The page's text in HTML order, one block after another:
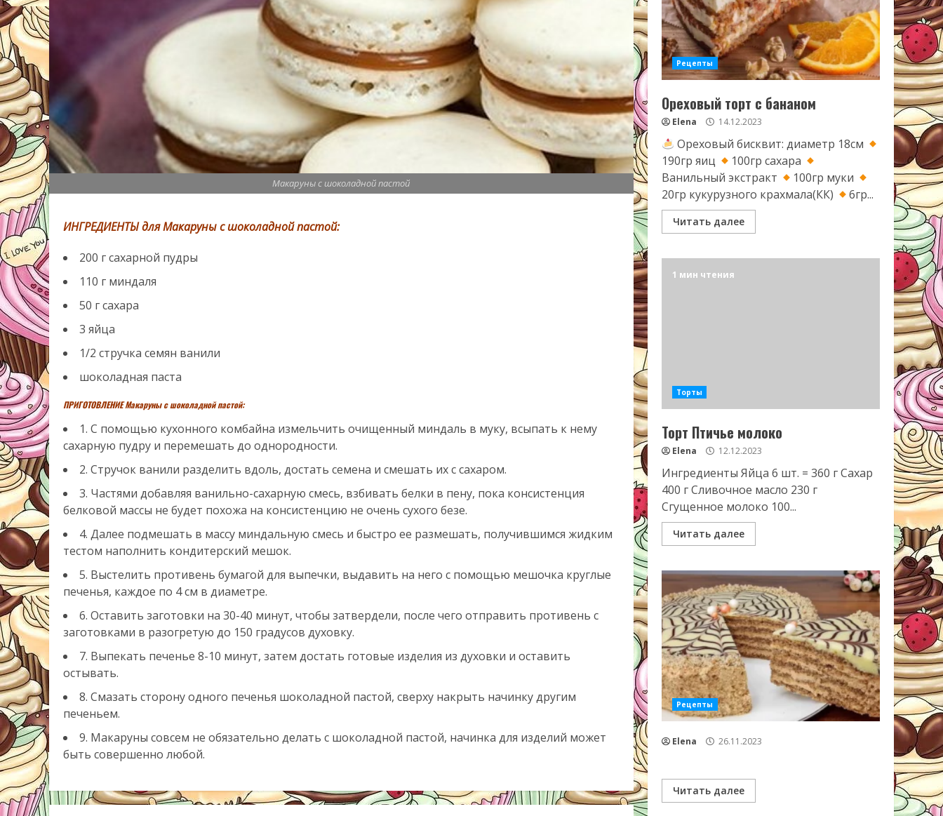
Макаруны с шоколадной пастой
ИНГРЕДИЕНТЫ для Макаруны с шоколадной пастой:
200 гсахарной пудры
110 г миндаля
50 гсахара
3 яйца
1/2 стручка семян ванили
шоколадная паста
ПРИГОТОВЛЕНИЕ Макаруны с шоколадной пастой:
1. С помощью кухонного комбайна измельчить очищенный миндаль в муку, всыпать к нему
сахарную пудру и перемешать до однородности.
2. Стручок ванили разделить вдоль, достать семена и смешать их с сахаром.
3. Частями добавляя ванильно-сахарную смесь, взбивать белки в пену, пока консистенция
белковой массы не будет похожа на консистенцию не очень сухого безе.
4. Далее подмешать в массу миндальную смесь и быстро ее размешать, получившимся жидким
тестом наполнить кондитерский мешок.
5. Выстелить противень бумагой для выпечки, выдавить на него с помощью мешочка круглые
печенья, каждое по 4 см в диаметре.
6. Оставить заготовки на 30-40 минут, чтобы затвердели, после чего отправить противень с
заготовками в разогретую до 150 градусов духовку.
7. Выпекать печенье 8-10 минут, затем достать готовые изделия из духовки и оставить
остывать.
8. Смазать сторону одного печенья шоколадной пастой, сверху накрыть начинку другим
печеньем.
9. Макаруны совсем не обязательно делать с шоколадной пастой, начинка для изделий может
быть совершенно любой.
Рецепты
Ореховый торт с бананом
Elena 14.12.2023
Ореховый бисквит: диаметр 18см
190гр яиц
100гр сахара
Ванильный экстракт
100гр муки
20гр кукурузного крахмала(КК)
6гр...
Читать далее
1 мин чтения
Торты
Торт Птичье молоко
Elena 12.12.2023
Ингредиенты Яйца 6 шт. = 360 г Сахар
400 г Сливочное масло 230 г
Сгущенное молоко 100...
Читать далее
Рецепты
Elena 26.11.2023
Читать далее